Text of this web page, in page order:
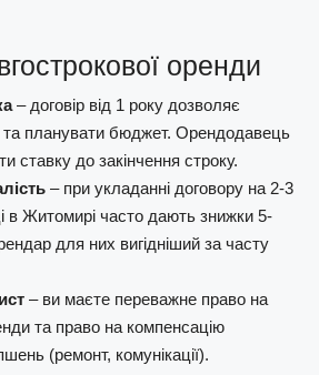
оренди
– договір від 1 року дозволяє
та планувати бюджет. Орендодавець
ставку до закінчення строку.
– при укладанні договору на 2-3
в Житомирі часто дають знижки 5-
для них вигідніший за часту
– ви маєте переважне право на
та право на компенсацію
(ремонт, комунікації).